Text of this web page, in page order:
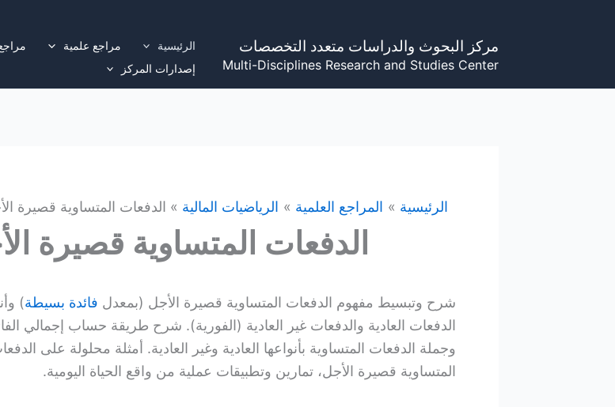
مركز البحوث والدراسات متعدد التخصصات
Multi-Disciplines Research and Studies Center
الرئيسية مراجع علمية
إصدارات المركز
الرئيسية المراجع العلمية الرياضيات المالية الدفعات المتساوية قصيرة
الدفعات المتساوية قصيرة
شرح وتبسيط مفهوم الدفعات المتساوية قصيرة الأجل (بمعدل فائدة بسيطة)
الدفعات العادية والدفعات غير العادية (الفورية). شرح طريقة حساب إجمالي
وجملة الدفعات المتساوية بأنواعها العادية وغير العادية. أمثلة محلولة على
المتساوية قصيرة الأجل، تمارين وتطبيقات عملية من واقع الحياة اليومية.